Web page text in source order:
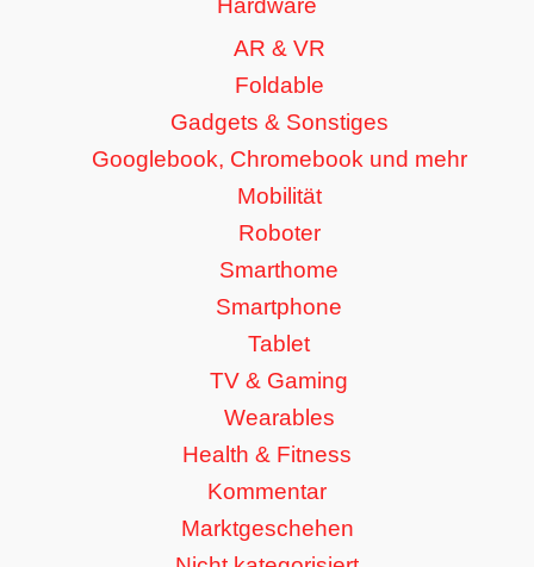
Hardware
AR & VR
Foldable
Gadgets & Sonstiges
Googlebook, Chromebook und mehr
Mobilität
Roboter
Smarthome
Smartphone
Tablet
TV & Gaming
Wearables
Health & Fitness
Kommentar
Marktgeschehen